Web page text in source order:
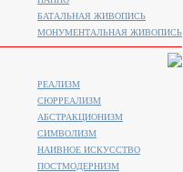
БАТАЛЬНАЯ ЖИВОПИСЬ
МОНУМЕНТАЛЬНАЯ ЖИВОПИСЬ
РЕАЛИЗМ
СЮРРЕАЛИЗМ
АБСТРАКЦИОНИЗМ
СИМВОЛИЗМ
НАИВНОЕ ИСКУССТВО
ПОСТМОДЕРНИЗМ